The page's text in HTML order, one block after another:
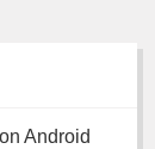
Android